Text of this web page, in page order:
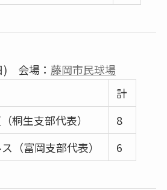
) 会場： 藤岡市民球場
計
（桐生支部代表）
8
（富岡支部代表）
6